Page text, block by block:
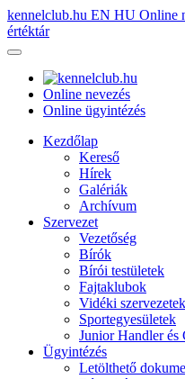
kennelclub.hu EN HU Online
értéktár
Online nevezés
Online ügyintézés
Kezdőlap
Kereső
Hírek
Galériák
Archívum
Szervezet
Vezetőség
Bírók
Bírói testületek
Fajtaklubok
Vidéki szervezetek
Sportegyesületek
Junior Handler és
Ügyintézés
Letölthető